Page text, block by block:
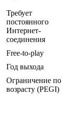
Требует
постоянного
Интернет-
соединения
Free-to-play
Год выхода
Ограничение по
возрасту (PEGI)